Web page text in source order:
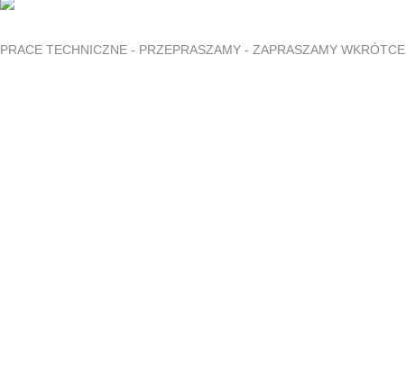
PRACE TECHNICZNE - PRZEPRASZAMY - ZAPRASZAMY WKRÓTCE